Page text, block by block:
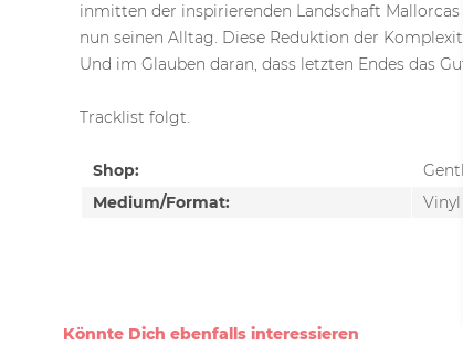
inmitten der inspirierenden Landschaft
nun seinen Alltag. Diese Reduktion der
Und im Glauben daran, dass letzten Endes das
Tracklist folgt.
Shop:
Medium/Format:
Vinyl
Könnte Dich ebenfalls interessieren